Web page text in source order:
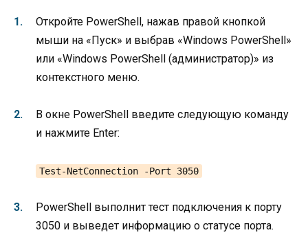
Откройте PowerShell, нажав правой кнопкой
мыши на «Пуск» и выбрав «Windows PowerShell»
или «Windows PowerShell (администратор)» из
контекстного меню.
В окне PowerShell введите следующую команду
и нажмите Enter:
Test-NetConnection -Port 3050
PowerShell выполнит тест подключения к порту
3050 и выведет информацию о статусе порта.